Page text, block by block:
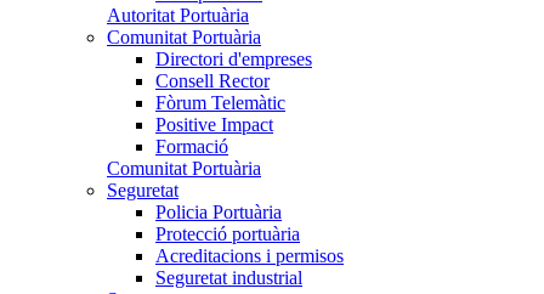
Autoritat Portuària
Comunitat Portuària
Directori d'empreses
Consell Rector
Fòrum Telemàtic
Positive Impact
Formació
Comunitat Portuària
Seguretat
Policia Portuària
Protecció portuària
Acreditacions i permisos
Seguretat industrial